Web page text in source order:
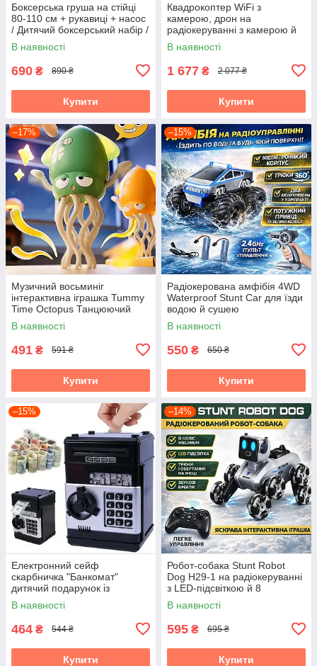
Боксерська груша на стійці
80-110 см + рукавиці + насос
/ Дитячий боксерський набір /
Груша для боксу
В наявності
690 ₴ 890 ₴
Купити
Квадрокоптер WiFi з
камерою, дрон на
радіокеруванні з камерою й
підсвіткою QY66-R2A/R02
В наявності
1 677 ₴ 2 077 ₴
Купити
–17%
Музичний восьминіг
інтерактивна іграшка Tummy
Time Octopus Танцюючий
Восьминіг
В наявності
491 ₴ 591 ₴
Купити
–15%
Радіокерована амфібія 4WD
Waterproof Stunt Car для їзди
водою й сушею
В наявності
550 ₴ 650 ₴
Купити
–15%
Електронний сейф
скарбничка "Банкомат"
дитячий подарунок із
кодовим замком
В наявності
464 ₴ 544 ₴
Купити
–14%
Робот-собака Stunt Robot
Dog H29-1 на радіокеруванні
з LED-підсвіткою й 8
колесами Mecanum
В наявності
595 ₴ 695 ₴
Купити